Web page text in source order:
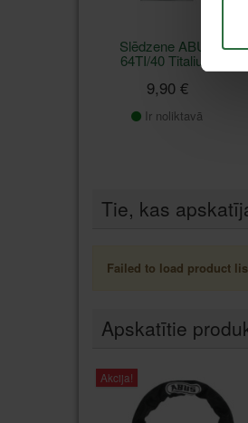
Slēdzene ABUS
64TI/40 Titalium
9,90 €
Ir noliktavā
Tie, kas
Failed to load product
Apskatītie
Akcija!